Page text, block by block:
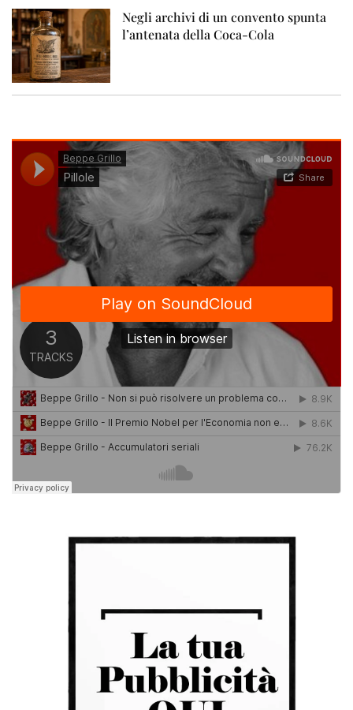
Negli archivi di un convento spunta
l’antenata della Coca-Cola